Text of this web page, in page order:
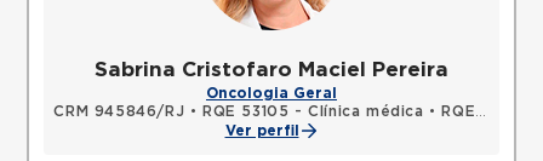
Sabrina Cristofaro Maciel Pereira
Oncologia Geral
CRM 945846/RJ • RQE 53105 - Clínica médica •
RQE 53513 - Oncologia clínica
Ver perfil